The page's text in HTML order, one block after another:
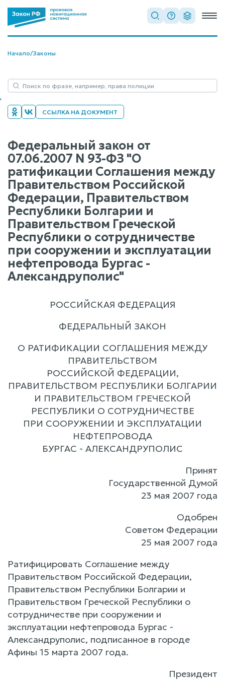
Начало/Законы
ССЫЛКА НА ДОКУМЕНТ
Федеральный закон от
07.06.2007 N 93-ФЗ "О
ратификации Соглашения между
Правительством Российской
Федерации, Правительством
Республики Болгарии и
Правительством Греческой
Республики о сотрудничестве
при сооружении и эксплуатации
нефтепровода Бургас -
Александруполис"
РОССИЙСКАЯ ФЕДЕРАЦИЯ
ФЕДЕРАЛЬНЫЙ ЗАКОН
О РАТИФИКАЦИИ СОГЛАШЕНИЯ МЕЖДУ
ПРАВИТЕЛЬСТВОМ
РОССИЙСКОЙ ФЕДЕРАЦИИ,
ПРАВИТЕЛЬСТВОМ РЕСПУБЛИКИ БОЛГАРИИ
И ПРАВИТЕЛЬСТВОМ ГРЕЧЕСКОЙ
РЕСПУБЛИКИ О СОТРУДНИЧЕСТВЕ
ПРИ СООРУЖЕНИИ И ЭКСПЛУАТАЦИИ
НЕФТЕПРОВОДА
БУРГАС - АЛЕКСАНДРУПОЛИС
Принят
Государственной Думой
23 мая 2007 года
Одобрен
Советом Федерации
25 мая 2007 года
Ратифицировать Соглашение между
Правительством Российской Федерации,
Правительством Республики Болгарии и
Правительством Греческой Республики о
сотрудничестве при сооружении и
эксплуатации нефтепровода Бургас -
Александруполис, подписанное в городе
Афины 15 марта 2007 года.
Президент